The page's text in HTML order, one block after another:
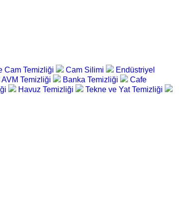
Cam Temizliği Cam Silimi
Endüstriyel
AVM Temizliği Banka Temizliği
Cafe
Havuz Temizliği
Tekne ve Yat Temizliği